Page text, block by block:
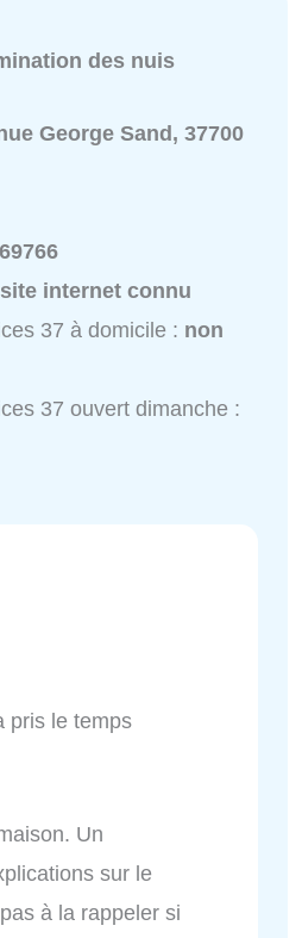
des nuis
George Sand, 37700
internet connu
37 à domicile : non
37 ouvert dimanche :
pris le temps
Un
sur le
à la rappeler si